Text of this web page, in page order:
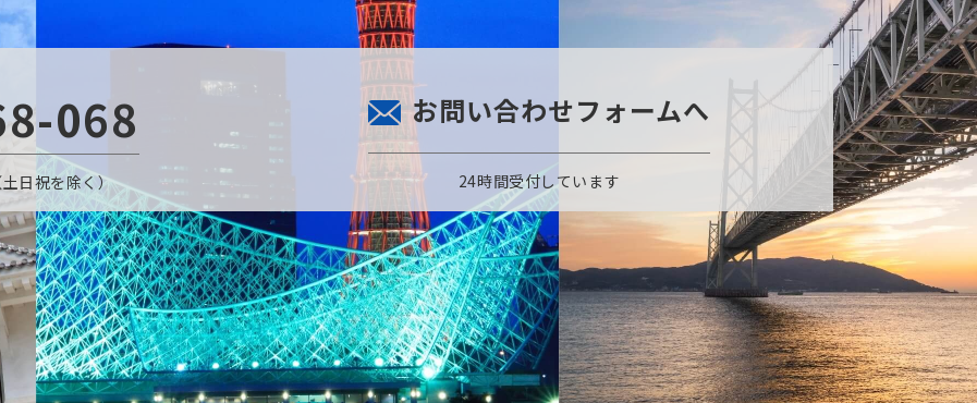
068
日祝を除く）
お問い合わせフォームへ
24時間受付しています